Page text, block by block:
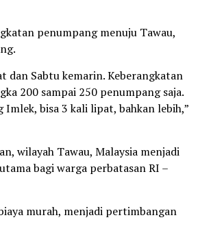
penumpang menuju Tawau,
dan Sabtu kemarin. Keberangkatan
200 sampai 250 penumpang saja.
bisa 3 kali lipat, bahkan lebih,”
wilayah Tawau, Malaysia menjadi
bagi warga perbatasan RI –
murah, menjadi pertimbangan